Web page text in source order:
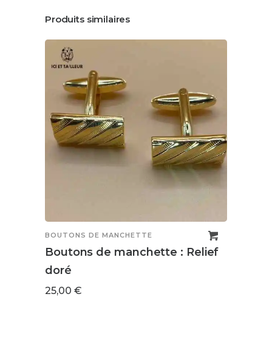
Produits similaires
BOUTONS DE MANCHETTE
Boutons de manchette : Relief
doré
25,00 €